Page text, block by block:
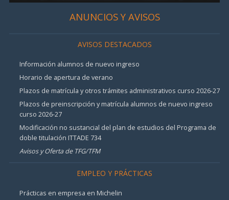
ANUNCIOS Y AVISOS
AVISOS DESTACADOS
Información alumnos de nuevo ingreso
Horario de apertura de verano
Plazos de matrícula y otros trámites administrativos curso 2026-27
Plazos de preinscripción y matrícula alumnos de nuevo ingreso
curso 2026-27
Modificación no sustancial del plan de estudios del Programa de
doble titulación ITTADE 734
Avisos y Oferta de TFG/TFM
EMPLEO Y PRÁCTICAS
Prácticas en empresa en Michelin